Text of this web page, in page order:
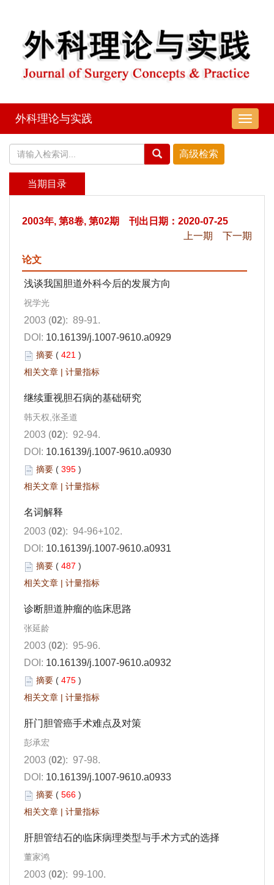
导
航
外科理论与实践
当期目录
2003年, 第8卷, 第02期 刊出日期：2020-07-25
上一期
下一期
论文
浅谈我国胆道外科今后的发展方向
祝学光
2003 (02): 89-91.
DOI: 10.16139/j.1007-9610.a0929
摘要 ( 421 )
相关文章 | 计量指标
继续重视胆石病的基础研究
韩天权,张圣道
2003 (02): 92-94.
DOI: 10.16139/j.1007-9610.a0930
摘要 ( 395 )
相关文章 | 计量指标
名词解释
2003 (02): 94-96+102.
DOI: 10.16139/j.1007-9610.a0931
摘要 ( 487 )
相关文章 | 计量指标
诊断胆道肿瘤的临床思路
张延龄
2003 (02): 95-96.
DOI: 10.16139/j.1007-9610.a0932
摘要 ( 475 )
相关文章 | 计量指标
肝门胆管癌手术难点及对策
彭承宏
2003 (02): 97-98.
DOI: 10.16139/j.1007-9610.a0933
摘要 ( 566 )
相关文章 | 计量指标
肝胆管结石的临床病理类型与手术方式的选择
董家鸿
2003 (02): 99-100.